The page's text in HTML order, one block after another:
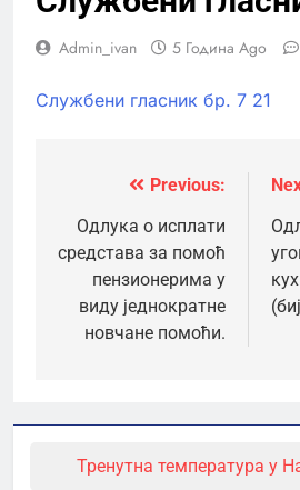
Admin_ivan 5 Година Ago
Службени гласник бр. 7 21
Кретање
чланка
Previous:
Одлука о исплати
средстава за помоћ
пензионерима у
виду једнократне
новчане помоћи.
Тренутна температура у